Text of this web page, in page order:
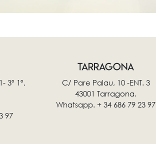
3º 1º,
97
TARRAGONA
C/ Pare Palau, 10 -ENT. 3
43001 Tarragona.
Whatsapp. + 34 686 79 23 97